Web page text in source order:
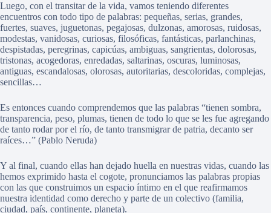
Luego, con el transitar de la vida, vamos teniendo diferentes
encuentros con todo tipo de palabras: pequeñas, serias, grandes,
fuertes, suaves, juguetonas, pegajosas, dulzonas, amorosas, ruidosas,
modestas, vanidosas, curiosas, filosóficas, fantásticas, parlanchinas,
despistadas, peregrinas, capicúas, ambiguas, sangrientas, dolorosas,
tristonas, acogedoras, enredadas, saltarinas, oscuras, luminosas,
antiguas, escandalosas, olorosas, autoritarias, descoloridas, complejas,
sencillas…
Es entonces cuando comprendemos que las palabras “tienen sombra,
transparencia, peso, plumas, tienen de todo lo que se les fue agregando
de tanto rodar por el río, de tanto transmigrar de patria, decanto ser
raíces…” (Pablo Neruda)
Y al final, cuando ellas han dejado huella en nuestras vidas, cuando las
hemos exprimido hasta el cogote, pronunciamos las palabras propias
con las que construimos un espacio íntimo en el que reafirmamos
nuestra identidad como derecho y parte de un colectivo (familia,
ciudad, país, continente, planeta).